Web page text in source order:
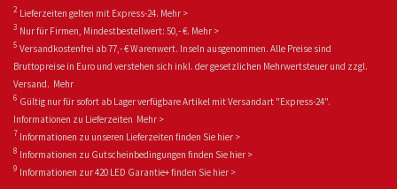
2 Lieferzeiten gelten mit Express-24. Mehr >
3 Nur für Firmen, Mindestbestellwert: 50,- €. Mehr >
5 Versandkostenfrei ab 77,- € Warenwert. Inseln ausgenommen. Alle Preise sind
Bruttopreise in Euro und verstehen sich inkl. der gesetzlichen Mehrwertsteuer und zzgl.
Versand. Mehr
6 Gültig nur für sofort ab Lager verfügbare Artikel mit Versandart "Express-24".
Informationen zu Lieferzeiten Mehr >
7 Informationen zu unseren Lieferzeiten finden Sie hier >
8 Informationen zu Gutscheinbedingungen finden Sie hier >
9 Informationen zur 420 LED Garantie+ finden Sie hier >